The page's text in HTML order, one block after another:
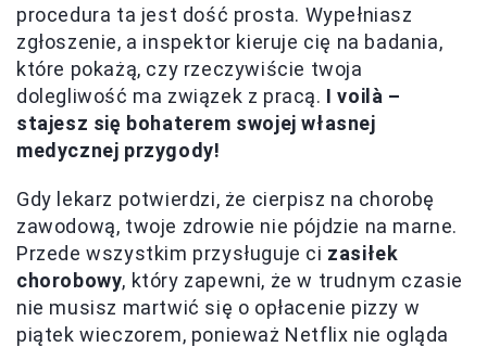
procedura ta jest dość prosta. Wypełniasz
zgłoszenie, a inspektor kieruje cię na badania,
które pokażą, czy rzeczywiście twoja
dolegliwość ma związek z pracą. I voilà –
stajesz się bohaterem swojej własnej
medycznej przygody!
Gdy lekarz potwierdzi, że cierpisz na chorobę
zawodową, twoje zdrowie nie pójdzie na marne.
Przede wszystkim przysługuje ci zasiłek
chorobowy, który zapewni, że w trudnym czasie
nie musisz martwić się o opłacenie pizzy w
piątek wieczorem, ponieważ Netflix nie ogląda